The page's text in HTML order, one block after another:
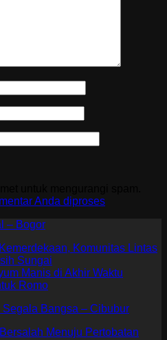
Anda diproses
– Bogor
Komunitas Lintas
Sungai
Manis di Akhir Waktu
Romo
Bangsa – Cibubur
Menuju Pertobatan